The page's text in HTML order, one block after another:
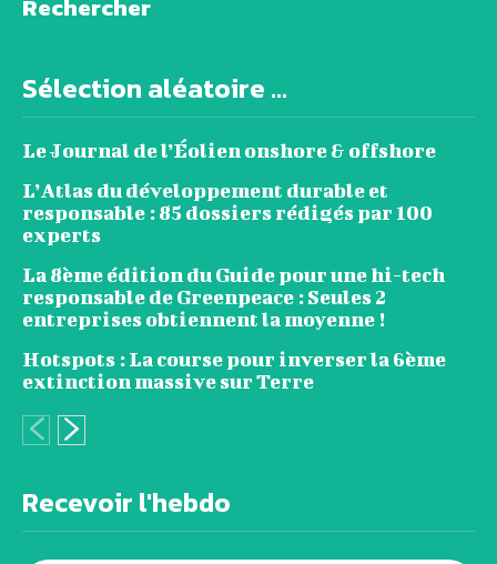
Rechercher
Sélection aléatoire ...
Le Journal de l’Éolien onshore & offshore
L’Atlas du développement durable et
responsable : 85 dossiers rédigés par 100
experts
La 8ème édition du Guide pour une hi-tech
responsable de Greenpeace : Seules 2
entreprises obtiennent la moyenne !
Hotspots : La course pour inverser la 6ème
extinction massive sur Terre
Recevoir l'hebdo